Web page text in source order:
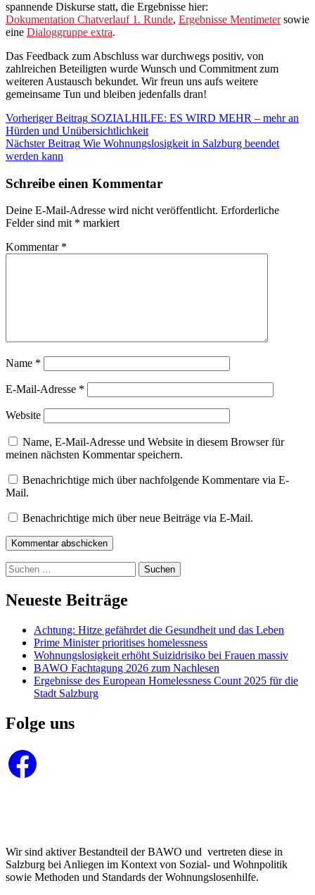
spannende Diskurse statt, die Ergebnisse hier:
Dokumentation Chatverlauf 1. Runde, Ergebnisse Mentimetersowie
eine Dialoggruppe extra.
Das Feedback zum Abschluss war durchwegs positiv, von
zahlreichen Beteiligten wurde Wunsch und Commitment zum
weiteren Austausch bekundet. Wir freun uns aufs weitere
gemeinsame Tun und bleiben jedenfalls dran!
Kategorie:
Blog
Veranstaltungen
Beitragsnavigation
Vorheriger Beitrag SOZIALHILFE: ES WIRD MEHR – mehr an
Hürden und Unübersichtlichkeit
Nächster Beitrag Wie Wohnungslosigkeit in Salzburg beendet
werden kann
Schreibe einen Kommentar
Deine E-Mail-Adresse wird nicht veröffentlicht. Erforderliche
Felder sind mit * markiert
Kommentar *
Name *
E-Mail-Adresse *
Website
Name, E-Mail-Adresse und Website in diesem Browser für
meinen nächsten Kommentar speichern.
Benachrichtige mich über nachfolgende Kommentare via E-
Mail.
Benachrichtige mich über neue Beiträge via E-Mail.
Kommentar abschicken
Suchen
nach:
Neueste Beiträge
Achtung: Hitze gefährdet die Gesundheit und das Leben
Prime Minister prioritises homelessness
Wohnungslosigkeit erhöht Suizidrisiko bei Frauen massiv
BAWO Fachtagung 2026 zum Nachlesen
Ergebnisse des European Homelessness Count 2025 für die
Stadt Salzburg
Folge uns
Facebook
Wir sind aktiver Bestandteil der BAWO und vertreten diese in
Salzburg bei Anliegen im Kontext von Sozial- und Wohnpolitik
sowie Methoden und Standards der Wohnungslosenhilfe.